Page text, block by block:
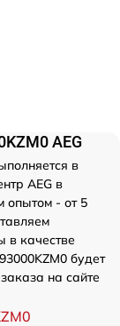
AEG
в
AEG в
опытом - от 5
качестве
будет
на сайте